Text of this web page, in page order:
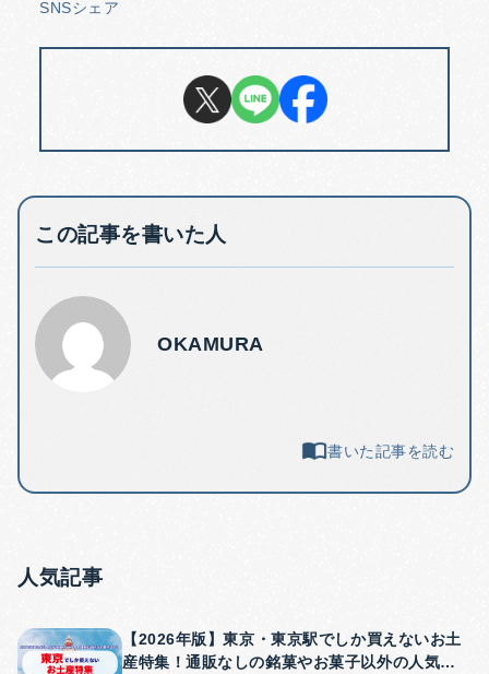
SNSシェア
この記事を書いた人
OKAMURA
書いた記事を読む
人気記事
【2026年版】東京・東京駅でしか買えないお土
産特集！通販なしの銘菓やお菓子以外の人気商